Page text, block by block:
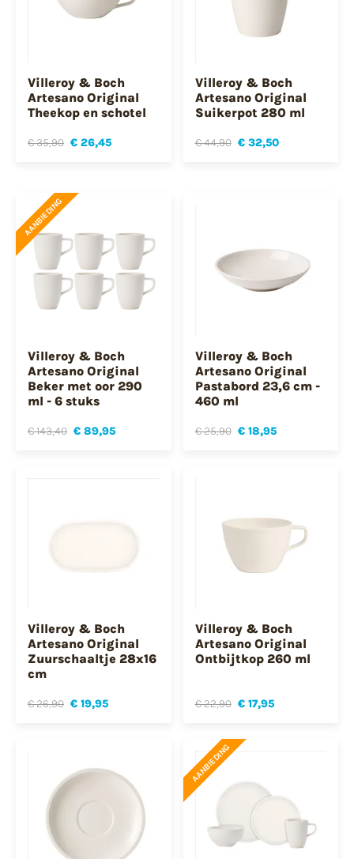
Villeroy & Boch
Artesano Original
Theekop en schotel
€ 35,90 € 26,45
Villeroy & Boch
Artesano Original
Suikerpot 280 ml
€ 44,90 € 32,50
AANBIEDING
Villeroy & Boch
Artesano Original
Beker met oor 290
ml - 6 stuks
€ 143,40 € 89,95
Villeroy & Boch
Artesano Original
Pastabord 23,6 cm -
460 ml
€ 25,90 € 18,95
Villeroy & Boch
Artesano Original
Zuurschaaltje 28x16
cm
€ 26,90 € 19,95
Villeroy & Boch
Artesano Original
Ontbijtkop 260 ml
€ 22,90 € 17,95
AANBIEDING